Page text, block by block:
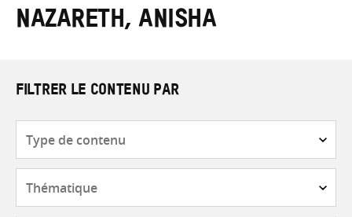
les
termes
Nazareth, Anisha
FILTRER LE CONTENU PAR
contenu